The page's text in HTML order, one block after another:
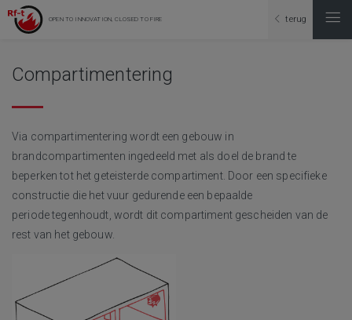
OPEN TO INNOVATION, CLOSED TO FIRE terug
Compartimentering
Via compartimentering wordt een gebouw in
brandcompartimenten ingedeeld met als doel de brand te
beperken tot het geteisterde compartiment. Door een specifieke
constructie die het vuur gedurende een bepaalde
periode tegenhoudt, wordt dit compartiment gescheiden van de
rest van het gebouw.